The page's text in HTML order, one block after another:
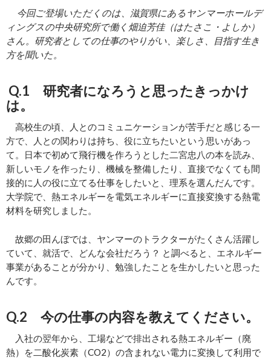
今回ご登場いただくのは、滋賀県にあるヤンマーホールデ
ィングスの中央研究所で働く畑迫芳佳（はたさこ・よしか）
さん。研究者としての仕事のやりがい、楽しさ、目指す生き
方を聞いた。
Q.1 研究者になろうと思ったきっかけ
は。
高校生の頃、人とのコミュニケーションが苦手だと感じる一
方で、人との関わりは持ち、役に立ちたいという思いがあっ
て。日本で初めて飛行機を作ろうとした二宮忠八の本を読み、
新しいモノを作ったり、機械を整備したり、直接でなくても間
接的に人の役に立てる仕事をしたいと、理系を選んだんです。
大学院で、熱エネルギーを電気エネルギーに直接変換する熱電
材料を研究しました。
故郷の田んぼでは、ヤンマーのトラクターがたくさん活躍し
ていて、就活で、どんな会社だろう？ と調べると、エネルギー
事業があることが分かり、勉強したことを生かしたいと思った
んです。
Q.2 今の仕事の内容を教えてください。
入社の翌年から、工場などで排出される熱エネルギー（廃
熱）を二酸化炭素（CO2）の含まれない電力に変換して利用で